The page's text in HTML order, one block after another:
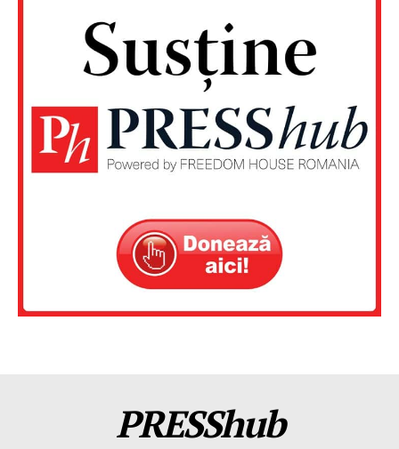
PRESShub